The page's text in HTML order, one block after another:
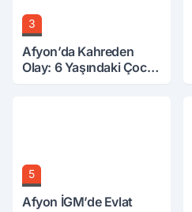
3
Afyon’da Kahreden
Olay: 6 Yaşındaki Çocuk
5
Afyon İGM’de Evlat